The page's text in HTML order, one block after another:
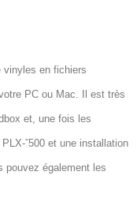
vinyles en fichiers
PC ou Mac. Il est très
et, une fois les
ˇ500 et une installation
pouvez également les